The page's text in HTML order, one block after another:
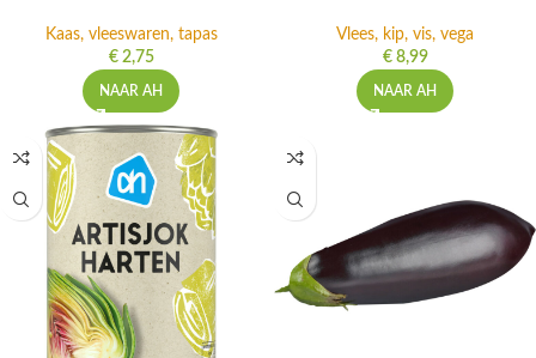
Kaas, vleeswaren, tapas
€2,75
NAAR AH
Vlees, kip, vis, vega
€8,99
NAAR AH